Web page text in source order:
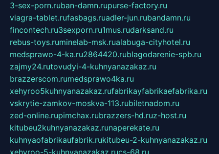
3-sex-porn.ruban-damn.rupurse-factory.ru
viagra-tablet.rufasbags.ruadler-jun.rubandamn.ru
fincontech.ru3sexporn.ru1mus.rudarksand.ru
rebus-toys.ruminelab-msk.rualabuga-cityhotel.ru
medsprawo-4-ka.ru2864420.rublagodarenie-spb.ru
zajmy24.rutovudyi-4-kuhnyanazakaz.ru
brazzerscom.rumedsprawo4ka.ru
xehyroo5kuhnyanazakaz.rufabrikayfabrikaefabrika.ru
vskrytie-zamkov-moskva-113.rubiletnadom.ru
zed-online.rupimchax.rubrazzers-hd.ruz-host.ru
kitubeu2kuhnyanazakaz.runaperekate.ru
kuhnyaofabrikaufabrik.rukitubeu-2-kuhnyanazakaz.ru